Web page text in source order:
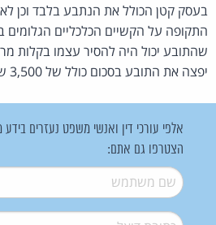
בעסק קטן הכולל את הנתבע בלבד וכן
התקופה על הקשיים הכלכליים
שהתובע יכול היה להסיר עצמו בקלות
יפצה את התובע בסכום כולל של 3,500 ש"ח.
אלפי עורכי דין ואנשי משפט נעזרים בידע
הצטרפו גם אתם:
שם משתמש*
דואל*